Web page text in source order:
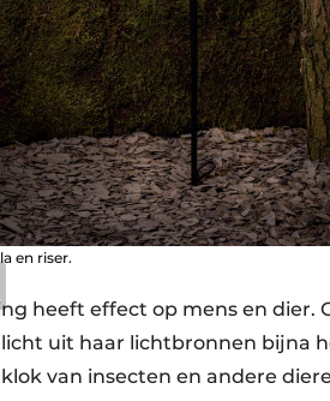
en riser.
heeft effect op mens en dier.
uit haar lichtbronnen bijna
van insecten en andere